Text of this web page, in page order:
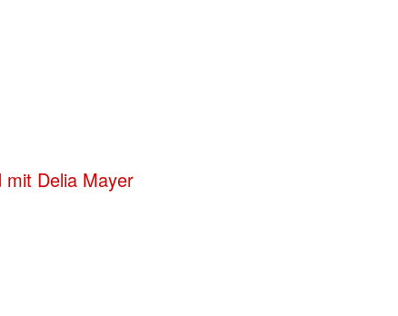
Delia Mayer